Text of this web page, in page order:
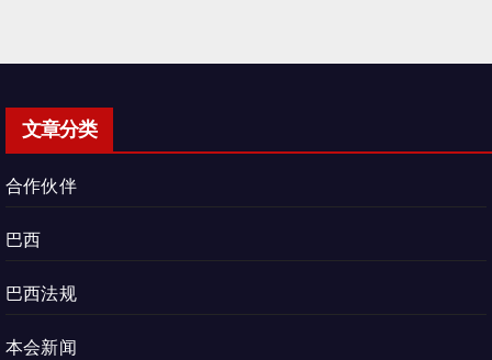
文章分类
合作伙伴
巴西
巴西法规
本会新闻